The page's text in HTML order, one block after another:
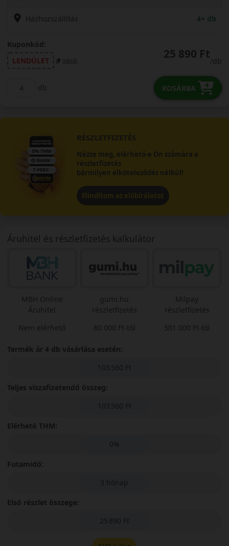
Házhozszállítás 4+ db
Kuponkód:
LENDÜLET
másol 25 890 Ft
/db
db KOSÁRBA
RÉSZLETFIZETÉS
Nézze meg, elérhető-e Ön számára a
részletfizetés
bármilyen elköteleződés nélkül!
Elindítom az előbírálatot
Áruhitel és részletfizetés kalkulátor
MBH Online
Áruhitel
Nem elérhető
gumi.hu
részletfizetés
80 000 Ft-tól
Milpay
részletfizetés
501 000 Ft-tól
Termék ár 4 db vásárlása esetén:
103 560 Ft
Teljes viszafizetendő összeg:
103 560 Ft
Elérhető THM:
0%
Futamidő:
3 hónap
Első részlet összege:
25 890 Ft